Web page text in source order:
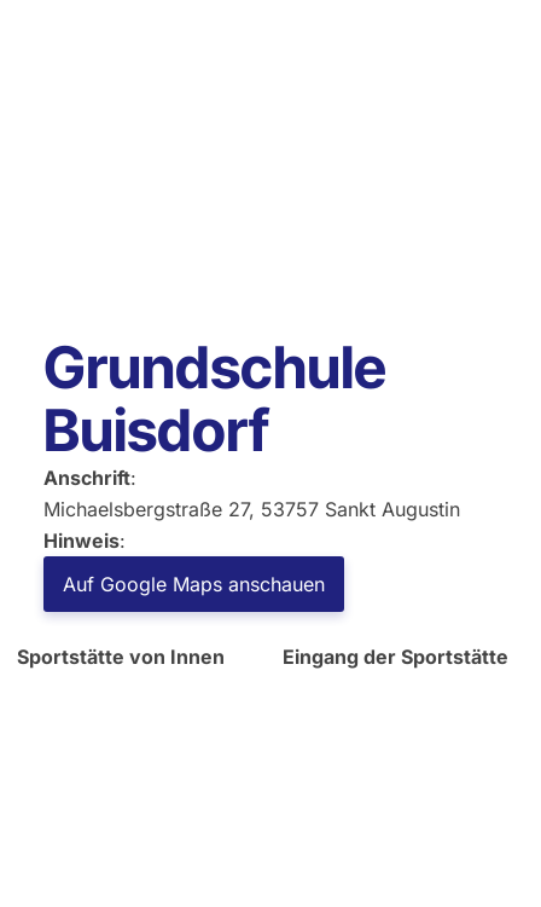
Grundschule
Buisdorf
Anschrift:
Michaelsbergstraße 27, 53757 Sankt Augustin
Hinweis:
Auf Google Maps anschauen
Sportstätte von Innen Eingang der Sportstätte